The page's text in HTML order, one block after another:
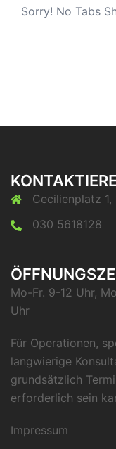
Sorry! No Tabs
Cecilienplatz
030 5618128
Mo-Fr. 9-12 Uhr,
Uhr
Für Operationen,
langwierige
grundsätzlich
erforderlich sein
Impressum